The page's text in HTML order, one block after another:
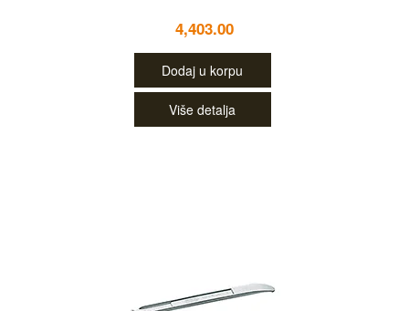
4,403.00
Dodaj u korpu
Više detalja